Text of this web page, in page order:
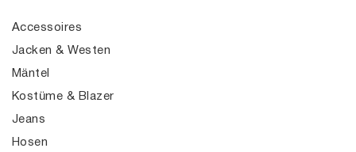
Accessoires
Jacken & Westen
Mäntel
Kostüme & Blazer
Jeans
Hosen